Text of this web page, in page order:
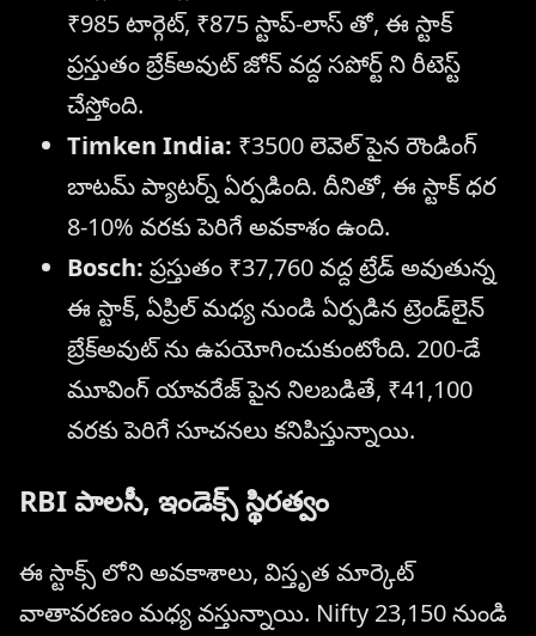
₹985 టార్గెట్, ₹875 స్టాప్-లాస్ తో, ఈ స్టాక్
ప్రస్తుతం బ్రేక్‌అవుట్ జోన్ వద్ద సపోర్ట్ ని రీటెస్ట్
చేస్తోంది.
Timken India: ₹3500 లెవెల్ పైన రౌండింగ్
బాటమ్ ప్యాటర్న్ ఏర్పడింది. దీనితో, ఈ స్టాక్ ధర
8-10% వరకు పెరిగే అవకాశం ఉంది.
Bosch: ప్రస్తుతం ₹37,760 వద్ద ట్రేడ్ అవుతున్న
ఈ స్టాక్, ఏప్రిల్ మధ్య నుండి ఏర్పడిన ట్రెండ్‌లైన్
బ్రేక్‌అవుట్ ను ఉపయోగించుకుంటోంది. 200-డే
మూవింగ్ యావరేజ్ పైన నిలబడితే, ₹41,100
వరకు పెరిగే సూచనలు కనిపిస్తున్నాయి.
RBI పాలసీ, ఇండెక్స్ స్థిరత్వం
ఈ స్టాక్స్ లోని అవకాశాలు, విస్తృత మార్కెట్
వాతావరణం మధ్య వస్తున్నాయి. Nifty 23,150 నుండి